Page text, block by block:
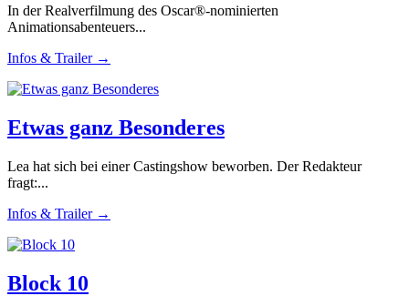
In der Realverfilmung des Oscar®-nominierten
Animationsabenteuers...
Infos & Trailer →
Etwas ganz Besonderes
Lea hat sich bei einer Castingshow beworben. Der Redakteur
fragt:...
Infos & Trailer →
Block 10